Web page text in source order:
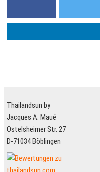
Möglichkei...
Thailandsun by
Jacques A. Maué
Ostelsheimer Str. 27
D-71034 Böblingen